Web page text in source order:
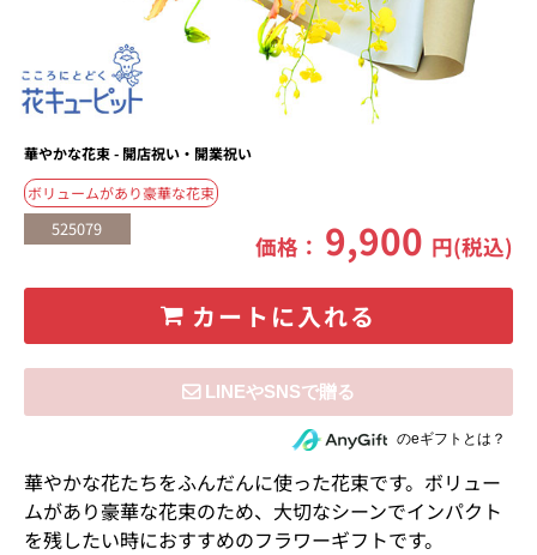
華やかな花束 - 開店祝い・開業祝い
ボリュームがあり豪華な花束
525079
価格： 9,900 円(税込)
カートに入れる
住所を知らない相手にeギフトで贈るのeギフトとは？
華やかな花たちをふんだんに使った花束です。ボリュー
ムがあり豪華な花束のため、大切なシーンでインパクト
を残したい時におすすめのフラワーギフトです。